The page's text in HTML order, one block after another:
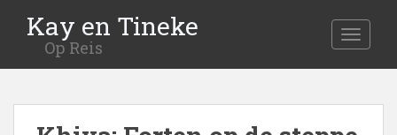
MENU
Kay en Tineke
Op Reis